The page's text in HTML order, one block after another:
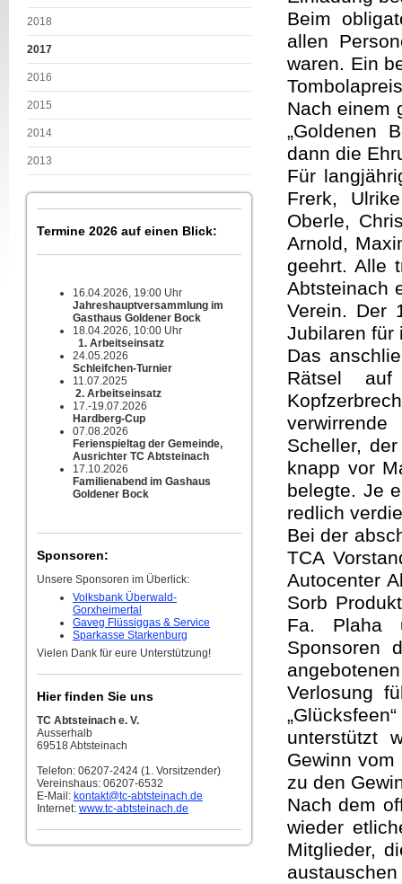
2018
2017
2016
2015
2014
2013
Termine 2026 auf einen Blick:
16.04.2026, 19:00 Uhr
Jahreshauptversammlung im
Gasthaus Goldener Bock
18.04.2026, 10:00 Uhr
1. Arbeitseinsatz
24.05.2026
Schleifchen-Turnier
11.07.2025
2. Arbeitseinsatz
17.-19.07.2026
Hardberg-Cup
07.08.2026
Ferienspieltag der Gemeinde,
Ausrichter TC Abtsteinach
17.10.2026
Familienabend im Gashaus
Goldener Bock
Sponsoren:
Unsere Sponsoren im Überlick:
Volksbank Überwald-
Gorxheimertal
Gaveg Flüssiggas & Service
Sparkasse Starkenburg
Vielen Dank für eure Unterstützung!
Hier finden Sie uns
TC Abtsteinach e. V.
Ausserhalb
69518 Abtsteinach
Telefon: 06207-2424 (1. Vorsitzender)
Vereinshaus: 06207-6532
E-Mail: kontakt@tc-abtsteinach.de
Internet: www.tc-abtsteinach.de
Beim
allen
waren. Ein
Nach einem
„Goldenen
dann die
Für
Frerk,
Oberle,
Arnold,
geehrt. Alle
Abtsteinach
Verein. Der
Jubilaren für
Das
Rätsel
Scheller,
knapp vor
belegte. Je
redlich
Bei der
TCA
Autocenter
Sorb
Fa. Plaha
Sponsoren
Verlosung
unterstützt
Gewinn
zu den
Nach dem
wieder
Mitglieder,